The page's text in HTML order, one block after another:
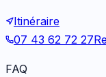
Itinéraire
07 43 62 72 27
FAQ